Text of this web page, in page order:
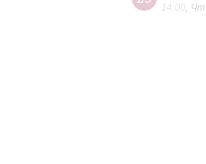
14:00 Чт